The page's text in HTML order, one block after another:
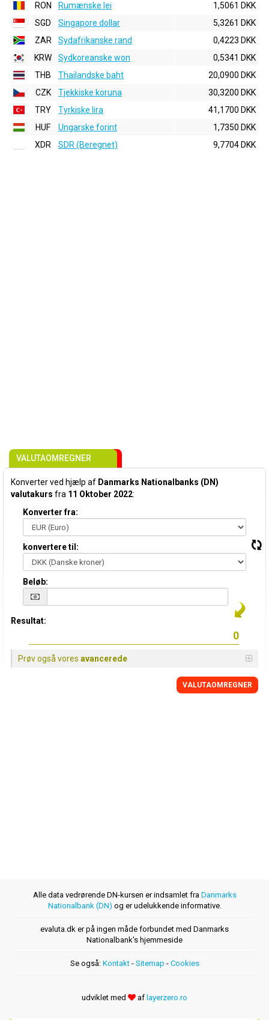
RON
Rumænske lei
1,5061 DKK
SGD
Singapore dollar
5,3261 DKK
ZAR
Sydafrikanske rand
0,4223 DKK
KRW
Sydkoreanske won
0,5341 DKK
THB
Thailandske baht
20,0900 DKK
CZK
Tjekkiske koruna
30,3200 DKK
TRY
Tyrkiske lira
41,1700 DKK
HUF
Ungarske forint
1,7350 DKK
XDR
SDR (Beregnet) 9,7704 DKK
VALUTAOMREGNER
Konverter ved hjælp af Danmarks Nationalbanks (DN)
valutakurs fra 11 Oktober 2022:
Konverter fra:
konvertere til:
Beløb:
Resultat:
Prøv også vores avancerede
VALUTAOMREGNER
Alle data vedrørende DN-kursen er indsamlet fra Danmarks
Nationalbank (DN) og er udelukkende informative.
evaluta.dk er på ingen måde forbundet med Danmarks
Nationalbank's hjemmeside
Se også: Kontakt- Sitemap - Cookies
udviklet med af layerzero.ro